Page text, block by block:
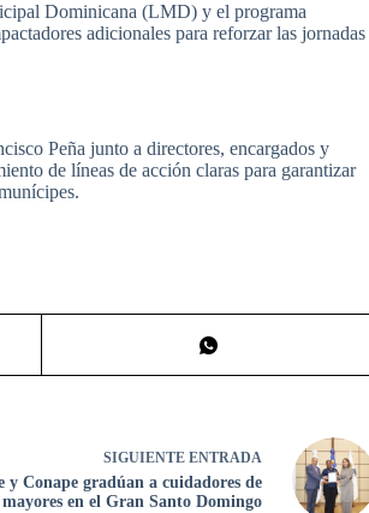
Dominicana (LMD) y el programa
adicionales para reforzar las jornadas
Peña junto a directores, encargados y
de líneas de acción claras para garantizar
SIGUIENTE ENTRADA
y Conape gradúan a cuidadores de
en el Gran Santo Domingo